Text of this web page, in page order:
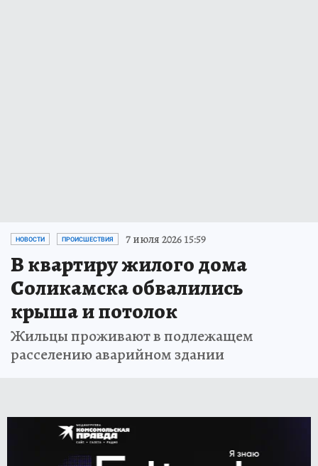
НОВОСТИ ПРОИСШЕСТВИЯ 7 июля 2026 15:59
В квартиру жилого дома
Соликамска обвалились
крыша и потолок
Жильцы проживают в подлежащем
расселению аварийном здании